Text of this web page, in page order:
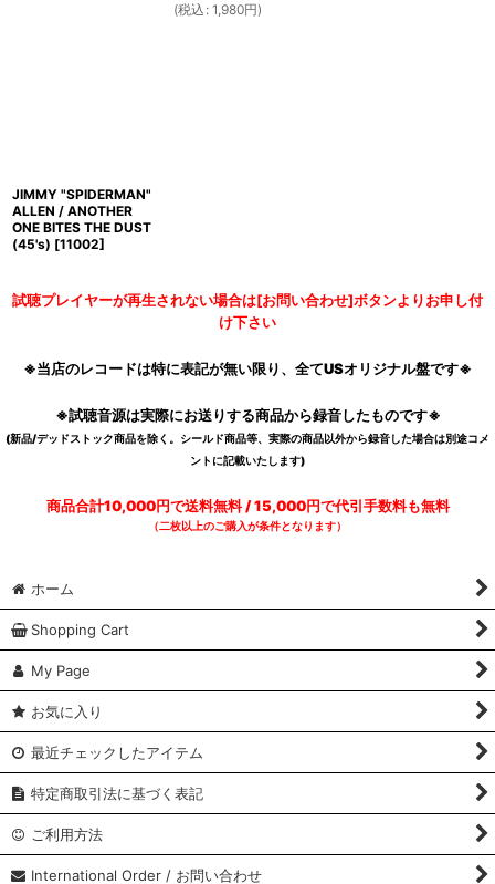
(税込 : 1,980円)
JIMMY "SPIDERMAN"
ALLEN / ANOTHER
ONE BITES THE DUST
(45's) [11002]
試聴プレイヤーが再生されない場合は[お問い合わせ]ボタンよりお申し付
け下さい
※当店のレコードは特に表記が無い限り、全てUSオリジナル盤です※
※試聴音源は実際にお送りする商品から録音したものです※
(新品/デッドストック商品を除く。シールド商品等、実際の商品以外から録音した場合は別途コメ
ントに記載いたします)
商品合計10,000円で送料無料 / 15,000円で代引手数料も無料
（二枚以上のご購入が条件となります）
ホーム
Shopping Cart
My Page
お気に入り
最近チェックしたアイテム
特定商取引法に基づく表記
ご利用方法
International Order / お問い合わせ